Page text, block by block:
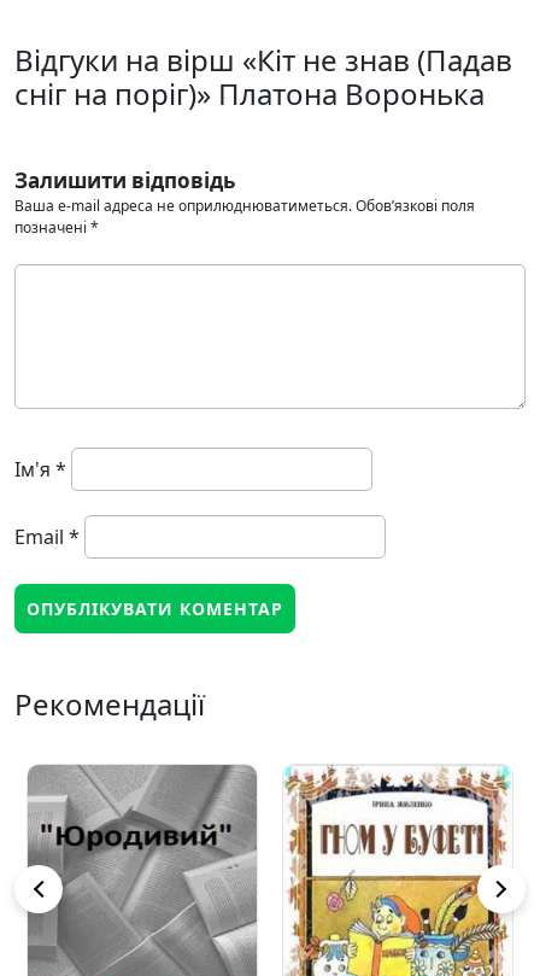
Відгуки на вірш «Кіт не знав (Падав
сніг на поріг)» Платона Воронька
Залишити відповідь
Ваша e-mail адреса не оприлюднюватиметься.Обов’язкові поля
позначені *
Ім'я *
Email *
Рекомендації